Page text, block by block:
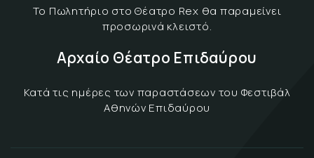
Το Πωλητήριο στο Θέατρο Rex θα παραμείνει
προσωρινά κλειστό.
Αρχαίο Θέατρο Επιδαύρου
Κατά τις ημέρες των παραστάσεων του Φεστιβάλ
Αθηνών Επιδαύρου